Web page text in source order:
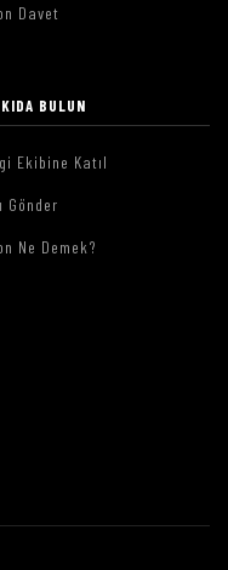
Davet
BULUN
Ekibine Katıl
Gönder
Ne Demek?